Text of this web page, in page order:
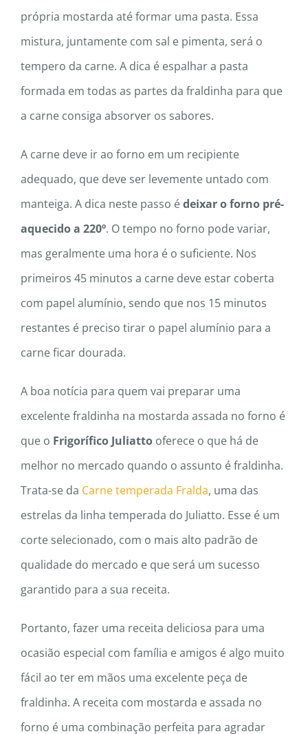
própria mostarda até formar uma pasta. Essa
mistura, juntamente com sal e pimenta, será o
tempero da carne. A dica é espalhar a pasta
formada em todas as partes da fraldinha para que
a carne consiga absorver os sabores.
A carne deve ir ao forno em um recipiente
adequado, que deve ser levemente untado com
manteiga. A dica neste passo édeixar o forno pré-
aquecido a 220º. O tempo no forno pode variar,
mas geralmente uma hora é o suficiente. Nos
primeiros 45 minutos a carne deve estar coberta
com papel alumínio, sendo que nos 15 minutos
restantes é preciso tirar o papel alumínio para a
carne ficar dourada.
A boa notícia para quem vai preparar uma
excelente fraldinha na mostarda assada no forno é
que o Frigorífico Juliatto oferece o que há de
melhor no mercado quando o assunto é fraldinha.
Trata-se da Carne temperada Fralda, uma das
estrelas da linha temperada do Juliatto. Esse é um
corte selecionado, com o mais alto padrão de
qualidade do mercado e que será um sucesso
garantido para a sua receita.
Portanto, fazer uma receita deliciosa para uma
ocasião especial com família e amigos é algo muito
fácil ao ter em mãos uma excelente peça de
fraldinha. A receita com mostarda e assada no
forno é uma combinação perfeita para agradar